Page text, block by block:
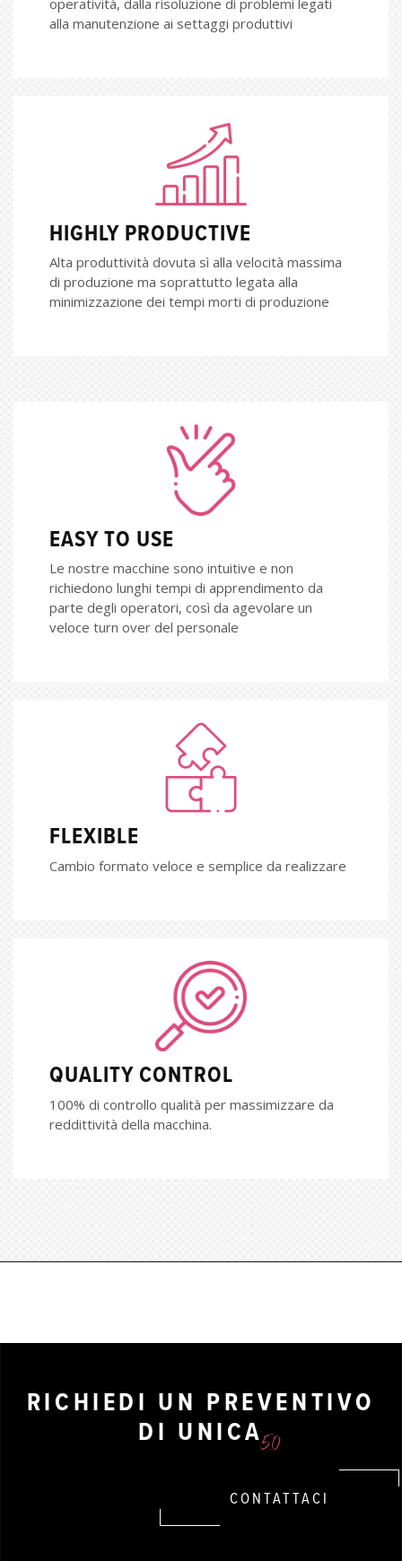
operatività, dalla risoluzione di problemi legati
alla manutenzione ai settaggi produttivi
HIGHLY PRODUCTIVE
Alta produttività dovuta sì alla velocità massima
di produzione ma soprattutto legata alla
minimizzazione dei tempi morti di produzione
EASY TO USE
Le nostre macchine sono intuitive e non
richiedono lunghi tempi di apprendimento da
parte degli operatori, così da agevolare un
veloce turn over del personale
FLEXIBLE
Cambio formato veloce e semplice da realizzare
QUALITY CONTROL
100% di controllo qualità per massimizzare da
reddittività della macchina.
RICHIEDI UN PREVENTIVO
DI UNICA5.0
CONTATTACI